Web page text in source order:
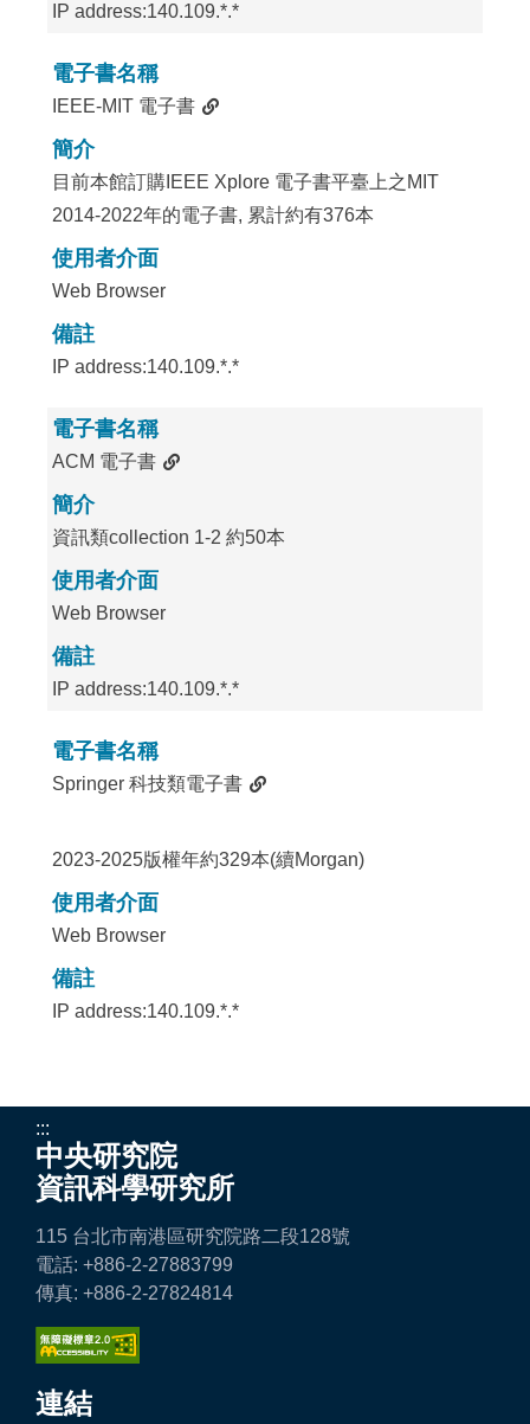
IP address:140.109.*.*
電子書名稱
IEEE-MIT 電子書
簡介
目前本館訂購IEEE Xplore 電子書平臺上之MIT
2014-2022年的電子書, 累計約有376本
使用者介面
Web Browser
備註
IP address:140.109.*.*
電子書名稱
ACM 電子書
簡介
資訊類collection 1-2 約50本
使用者介面
Web Browser
備註
IP address:140.109.*.*
電子書名稱
Springer 科技類電子書
2023-2025版權年約329本(續Morgan)
使用者介面
Web Browser
備註
IP address:140.109.*.*
:::
中央研究院
資訊科學研究所
115 台北市南港區研究院路二段128號
電話: +886-2-27883799
傳真: +886-2-27824814
連結